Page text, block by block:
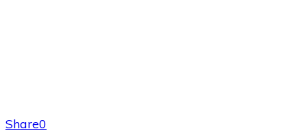
Share0